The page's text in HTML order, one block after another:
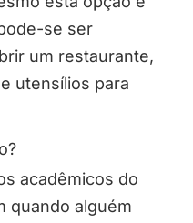
se ser
um restaurante,
utensílios para
acadêmicos do
quando alguém